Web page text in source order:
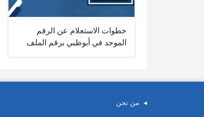
خطوات الاستعلام عن الرقم
الموحد في أبوظبي برقم الملف
من نحن